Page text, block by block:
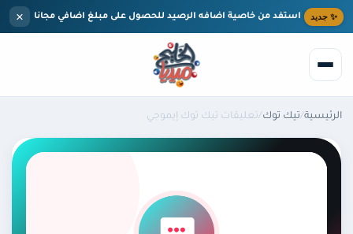
إلى المحتوى الرئيسي
جديد استفد من خاصية اضافه الرصيد للحصول على مبلغ اضافي مجانا ×
بحث
/تيك توك/ تعليقات تيك توك إيموجي